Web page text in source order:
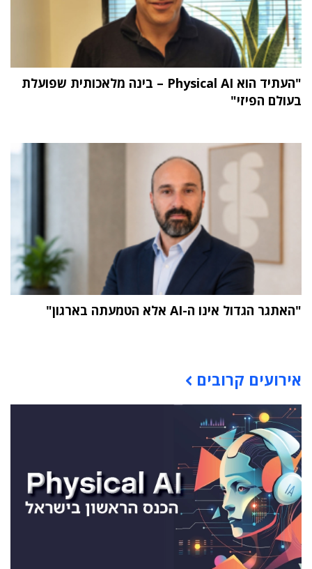
"העתיד הוא Physical AI – בינה מלאכותית שפועלת
בעולם הפיזי"
"האתגר הגדול אינו ה-AI אלא הטמעתה בארגון"
אירועים קרובים